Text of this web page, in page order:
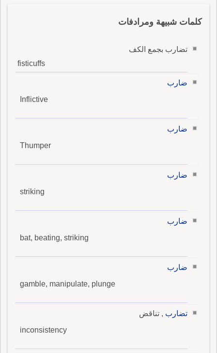
كلمات شبيهة ومرادفات
تضارب بجمع الكف
fisticuffs
ضارب
Inflictive
ضارب
Thumper
ضارب
striking
ضارب
bat, beating, striking
ضارب
gamble, manipulate, plunge
تضارب , تناقض
inconsistency